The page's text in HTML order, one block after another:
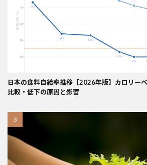
日本の食料自給率推移【2026年版】カロリー
比較・低下の原因と影響